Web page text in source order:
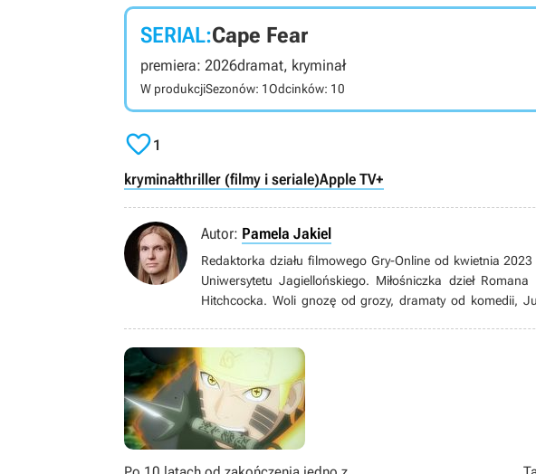
SERIAL:Cape Fear
premiera: 2026dramat, kryminał
W produkcjiSezonów: 1Odcinków: 10
1
kryminałthriller (filmy i seriale)Apple TV+
Autor: Pamela Jakiel
Redaktorka działu filmowego Gry-Online od kwietnia
Uniwersytetu Jagiellońskiego. Miłośniczka dzieł
Hitchcocka. Woli gnozę od grozy, dramaty od komedii,